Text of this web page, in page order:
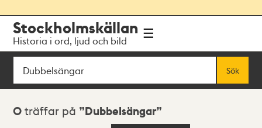
navigationen
huvudinnehållet
Stockholmskällan
Historia i ord, ljud och bild
Sök
Sök
Sökresultat
0 träffar på Dubbelsängar